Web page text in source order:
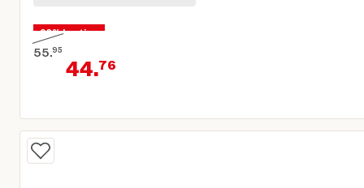
20% korting
55. 95
Oorspronkelijke prijs € 55,95
44.76
Huidige prijs € 44,76